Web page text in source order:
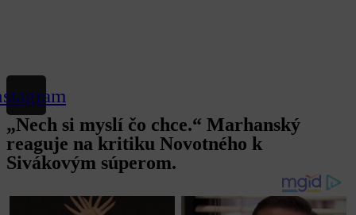
„Nech si myslí čo chce.“ Marhanský
reaguje na kritiku Novotného k
Sivákovým súperom.